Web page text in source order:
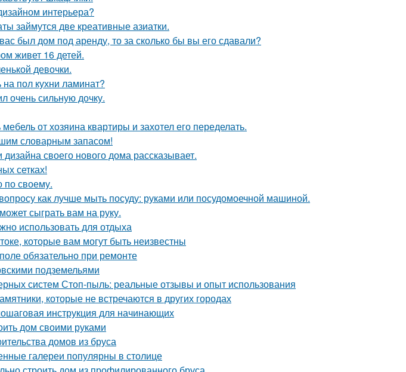
интерьера?
займутся две креативные азиатки.
был дом под аренду, то за сколько бы вы его сдавали?
живет 16 детей.
девочки.
пол кухни ламинат?
очень сильную дочку.
от хозяина квартиры и захотел его переделать.
словарным запасом!
своего нового дома рассказывает.
сетках!
по своему.
как лучше мыть посуду: руками или посудомоечной машиной.
сыграть вам на руку.
использовать для отдыха
которые вам могут быть неизвестны
обязательно при ремонте
подземельями
систем Стоп-пыль: реальные отзывы и опыт использования
которые не встречаются в других городах
инструкция для начинающих
дом своими руками
домов из бруса
галереи популярны в столице